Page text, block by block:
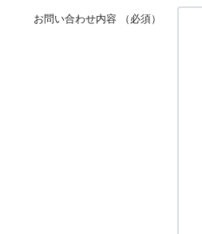
お問い合わせ内容 （必須）